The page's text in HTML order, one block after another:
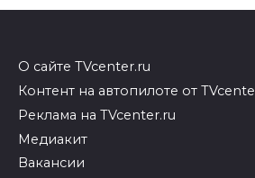
О сайте TVcenter.ru
Контент на автопилоте от
Реклама на TVcenter.ru
Медиакит
Вакансии